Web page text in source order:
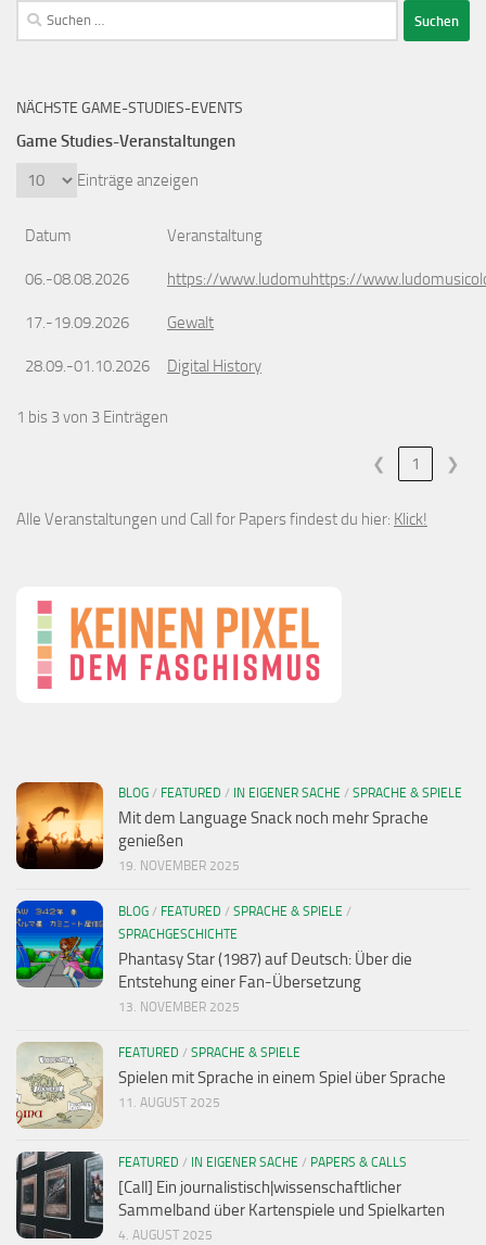
Suchen
nach:
NÄCHSTE GAME-STUDIES-EVENTS
Game Studies-Veranstaltungen
Einträge anzeigen
Datum Veranstaltung
06.-08.08.2026 https://www.ludomuhttps://
17.-19.09.2026 Gewalt
28.09.-01.10.2026 Digital History
1 bis 3 von 3 Einträgen
❮ 1 ❯
Alle Veranstaltungen und Call for Papers findest du hier: Klick!
BLOG / FEATURED / IN EIGENER SACHE / SPRACHE & SPIELE
Mit dem Language Snack noch mehr Sprache
genießen
19. NOVEMBER 2025
BLOG / FEATURED / SPRACHE & SPIELE /
SPRACHGESCHICHTE
Phantasy Star (1987) auf Deutsch: Über die
Entstehung einer Fan-Übersetzung
13. NOVEMBER 2025
FEATURED / SPRACHE & SPIELE
Spielen mit Sprache in einem Spiel über Sprache
11. AUGUST 2025
FEATURED / IN EIGENER SACHE / PAPERS & CALLS
[Call] Ein journalistisch|wissenschaftlicher
Sammelband über Kartenspiele und Spielkarten
4. AUGUST 2025